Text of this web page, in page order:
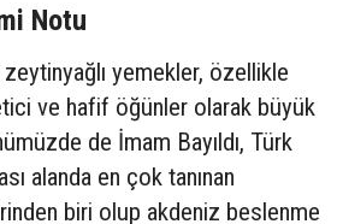
Notu
zeytinyağlı yemekler, özellikle
ve hafif öğünler olarak büyük
de İmam Bayıldı, Türk
alanda en çok tanınan
biri olup akdeniz beslenme